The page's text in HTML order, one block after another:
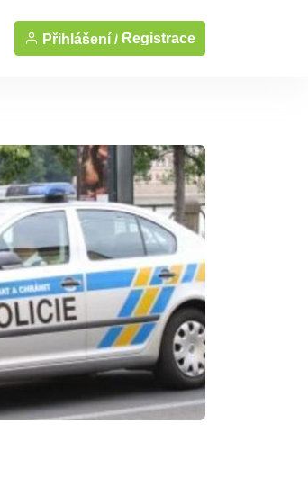
Přihlášení / Registrace